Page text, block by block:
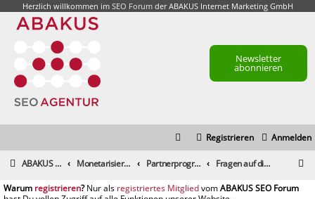
Herzlich willkommen im SEO Forumder ABAKUS Internet Marketing GmbH
Newsletter
abonnieren
Anmelden
Registrieren
ABAKUS Foren-Übersicht Monetarisierung & Controlling Partnerprogramme und Partnernetzwerke Fragen auf die Antwort vom Amazon PP-Support
registrieren registriertes Mitglied